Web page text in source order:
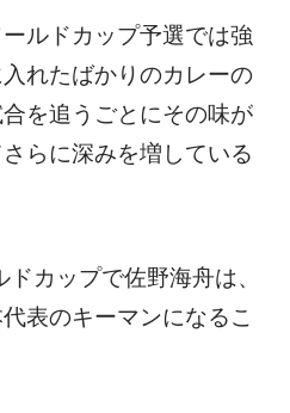
ルドカップ予選では強
れたばかりのカレーの
を追うごとにその味が
らに深みを増している
カップで佐野海舟は、
表のキーマンになるこ